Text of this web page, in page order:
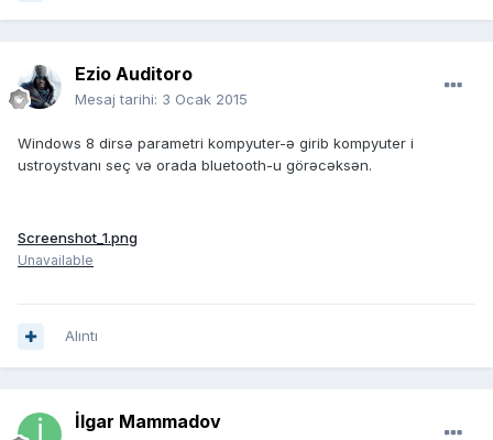
Ezio Auditoro
Mesaj tarihi: 3 Ocak 2015
Windows 8 dirsə parametri kompyuter-ə girib kompyuter i
ustroystvanı seç və orada bluetooth-u görəcəksən.
Screenshot_1.png
Unavailable
Alıntı
İlgar Mammadov